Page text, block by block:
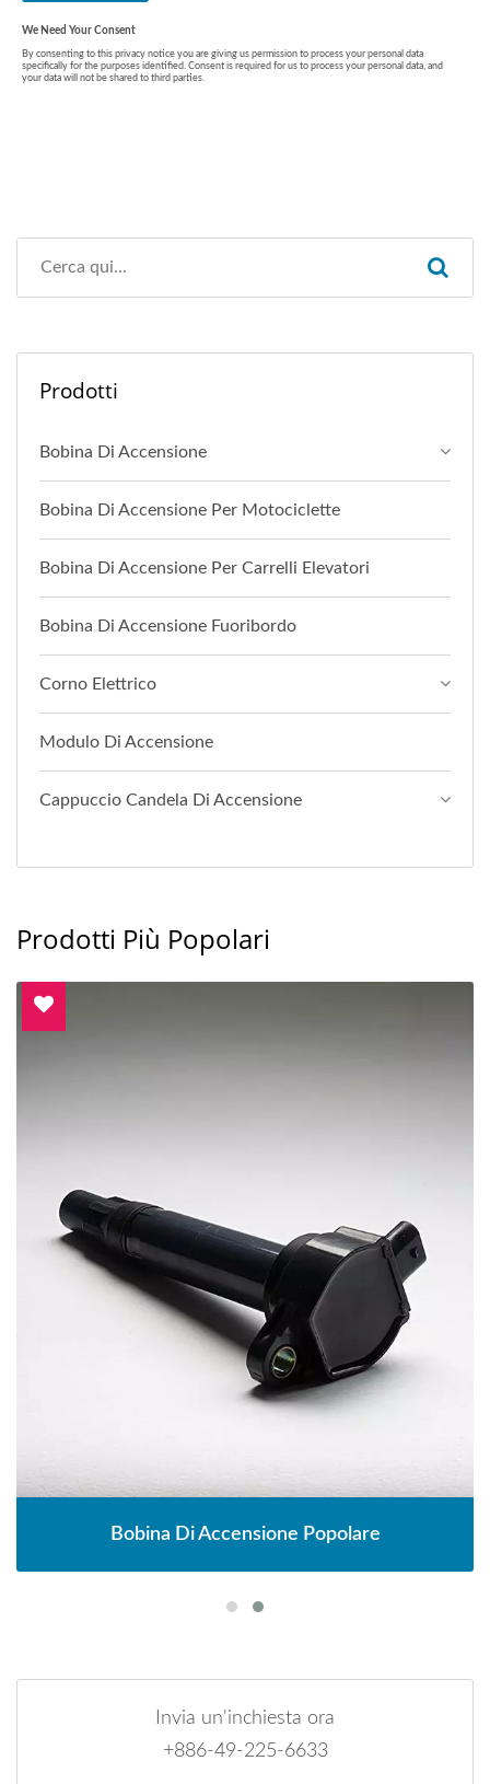
Prodotti
Bobina Di Accensione
Bobina Di Accensione Per Motociclette
Bobina Di Accensione Per Carrelli Elevatori
Bobina Di Accensione Fuoribordo
Corno Elettrico
Modulo Di Accensione
Cappuccio Candela Di Accensione
Prodotti Più Popolari
Bobina Di Accensione Popolare
Invia un'inchiesta ora
+886-49-225-6633